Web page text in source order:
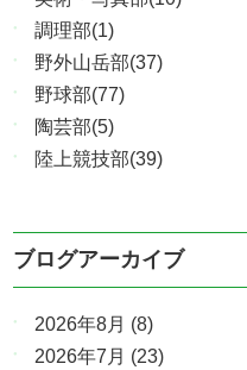
調理部(1)
野外山岳部(37)
野球部(77)
陶芸部(5)
陸上競技部(39)
ブログアーカイブ
2026年8月 (8)
2026年7月 (23)